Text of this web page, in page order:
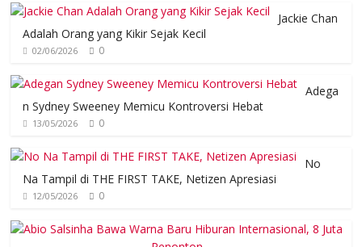
Jackie Chan
Adalah Orang yang Kikir Sejak Kecil
02/06/2026 0
Adega
n Sydney Sweeney Memicu Kontroversi Hebat
13/05/2026 0
No
Na Tampil di THE FIRST TAKE, Netizen Apresiasi
12/05/2026 0